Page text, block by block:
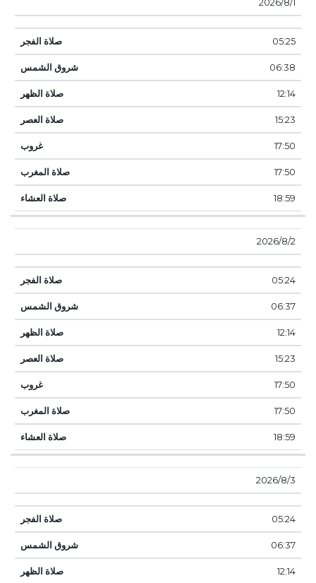
تاريخ
الفجر
الشمس
الظهر
العصر
غروب
1‏‏/8‏‏/2026
05:25
06:38
12:14
15:23
17:50
17:50
18:59
2‏‏/8‏‏/2026
05:24
06:37
12:14
15:23
17:50
17:50
18:59
3‏‏/8‏‏/2026
05:24
06:37
12:14